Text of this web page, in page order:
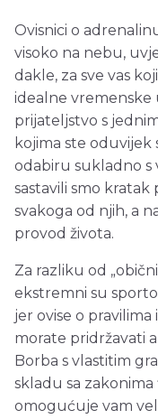
Ovisnici o
visoko na nebu,
dakle, za sve vas
idealne vremenske
prijateljstvo s
kojima ste oduvijek
odabiru sukladno s
sastavili smo
svakoga od njih, a
provod života.
Za razliku od
ekstremni su
jer ovise o
morate pridržavati
Borba s vlastitim
skladu sa
omogućuje vam